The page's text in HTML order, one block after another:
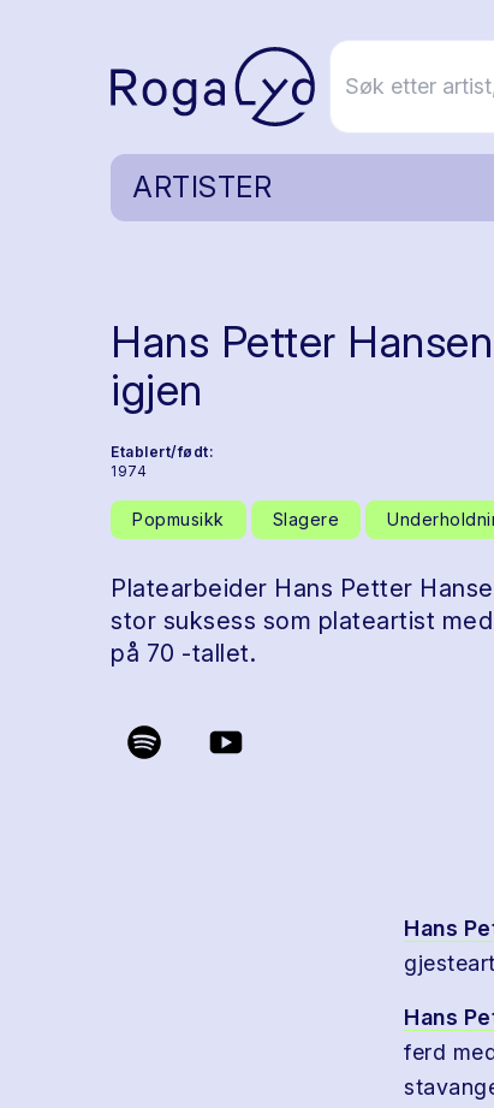
ARTISTER
Hans Petter
igjen
Etablert/født:
1974
Popmusikk Slagere
Platearbeider Hans Petter
stor suksess som plateartist
på 70 -tallet.
Hans
Hans
ferd